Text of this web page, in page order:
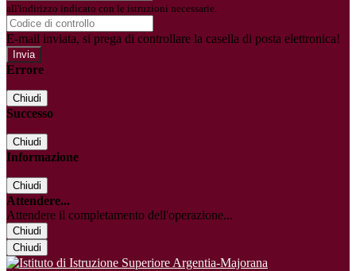
all'indirizzo indicato con le istruzioni necessarie.
E-mail inviata, si prega di controllare la casella di posta elettronica!
Errore
Chiudi
Successo
Chiudi
Informazione
Chiudi
Attendere...
Attendere il completamento dell'operazione...
Chiudi
Chiudi